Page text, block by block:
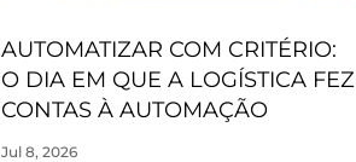
AUTOMATIZAR COM CRITÉRIO:
O DIA EM QUE A LOGÍSTICA FEZ
CONTAS À AUTOMAÇÃO
Jul 8, 2026